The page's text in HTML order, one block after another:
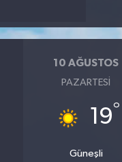
10 AĞUSTOS
PAZARTESI
19°
Güneşli